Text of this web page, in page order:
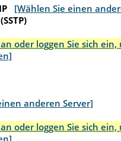
[Wählen Sie einen
oder loggen Sie sich ein,
anderen Server]
oder loggen Sie sich ein,